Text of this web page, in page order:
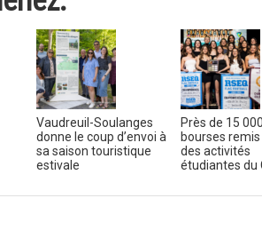
Vaudreuil-Soulanges
donne le coup d’envoi à
sa saison touristique
estivale
Près de 15
bourses remis
des activités
étudiantes du